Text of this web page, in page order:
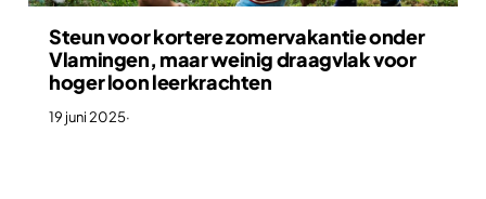
Steun voor kortere zomervakantie onder
Vlamingen, maar weinig draagvlak voor
hoger loon leerkrachten
19 juni 2025·